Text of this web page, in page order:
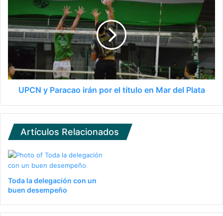
UPCN y Paracao irán por el título en Mar del Plata
Artículos Relacionados
Toda la delegación con un
buen desempeño